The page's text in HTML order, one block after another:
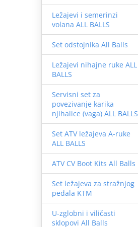
Ležajevi i semerinzi
volana ALL BALLS
Set odstojnika All Balls
Ležajevi nihajne ruke ALL
BALLS
Servisni set za
povezivanje karika
njihalice (vaga) ALL BALLS
Set ATV ležajeva A-ruke
ALL BALLS
ATV CV Boot Kits All Balls
Set ležajeva za stražnjog
pedala KTM
U-zglobni i viličasti
sklopovi All Balls